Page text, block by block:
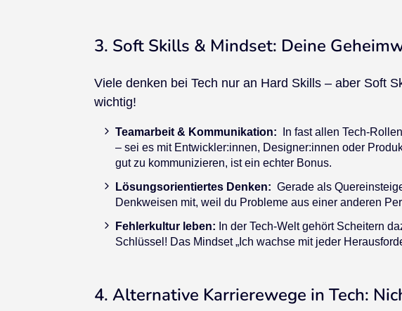
3. Soft Skills & Mindset: Deine
Viele denken bei Tech nur an Hard Skills – aber Soft
wichtig!
Teamarbeit & Kommunikation:
In fast allen Tech-
– sei es mit Entwickler:innen, Designer:innen oder
gut zu kommunizieren, ist ein echter Bonus.
Lösungsorientiertes Denken: Gerade als
Denkweisen mit, weil du Probleme aus einer anderen
Fehlerkultur leben: In der Tech-Welt gehört Scheitern
Schlüssel! Das Mindset „Ich wachse mit jeder
4. Alternative Karrierewege in Tech: